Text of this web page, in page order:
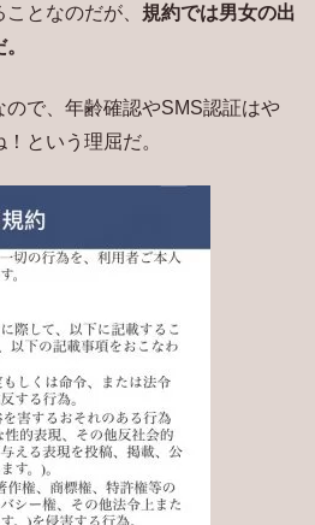
となのだが、 規約では男女の出
で、年齢確認やSMS認証はや
という理屈だ。